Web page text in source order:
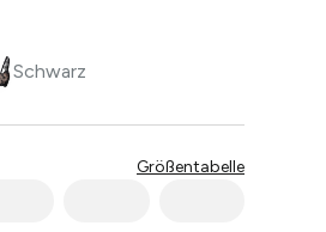
Schwarz
Größentabelle